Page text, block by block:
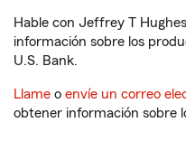
Hable con Jeffrey T
información sobre los
U.S. Bank.
Llame o envíe un correo
obtener información sobre